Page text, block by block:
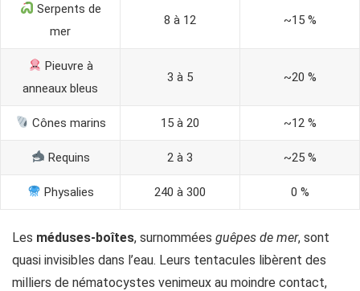
Serpents de
mer
8 à 12 ~15 %
Pieuvre à
anneaux bleus
3 à 5 ~20 %
Cônes marins 15 à 20 ~12 %
Requins 2 à 3 ~25 %
Physalies 240 à 300 0 %
Les méduses-boîtes, surnommées guêpes de mer, sont
quasi invisibles dans l’eau. Leurs tentacules libèrent des
milliers de nématocystes venimeux au moindre contact,